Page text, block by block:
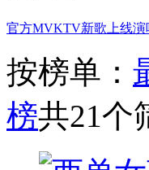
官方MVKTV新歌上线演
按榜单：
榜共21个